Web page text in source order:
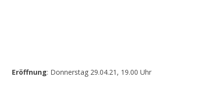
Eröffnung: Donnerstag 29.04.21, 19.00 Uhr